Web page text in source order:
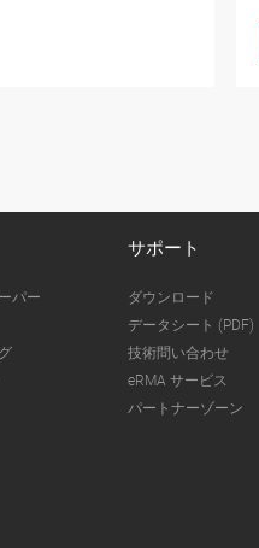
パー
サポート
ダウンロード
データシート (PDF)
技術問い合わせ
eRMA サービス
パートナーゾーン